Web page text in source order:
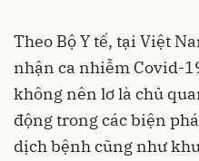
Theo Bộ Y tế, tại Việt
nhận ca nhiễm Covid-
không nên lơ là chủ
động trong các biện
dịch bệnh cũng như